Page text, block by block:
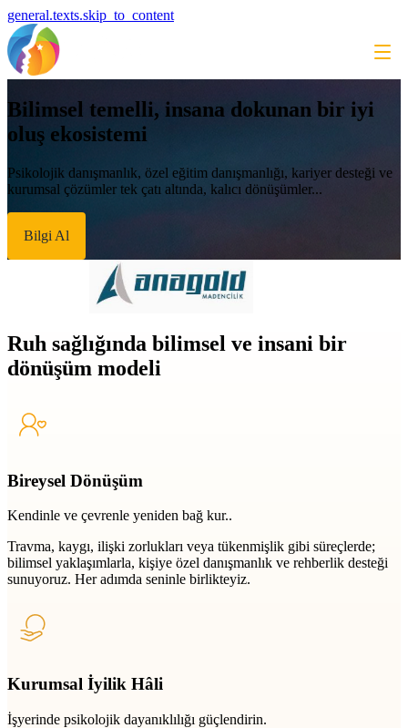
general.texts.skip_to_content
Bilimsel temelli, insana dokunan bir iyi
oluş ekosistemi
Psikolojik danışmanlık, özel eğitim danışmanlığı, kariyer desteği ve
kurumsal çözümler tek çatı altında, kalıcı dönüşümler...
Bilgi Al
Ruh sağlığında bilimsel ve insani bir
dönüşüm modeli
Bireysel Dönüşüm
Kendinle ve çevrenle yeniden bağ kur..
Travma, kaygı, ilişki zorlukları veya tükenmişlik gibi süreçlerde;
bilimsel yaklaşımlarla, kişiye özel danışmanlık ve rehberlik desteği
sunuyoruz. Her adımda seninle birlikteyiz.
Kurumsal İyilik Hâli
İşyerinde psikolojik dayanıklılığı güçlendirin.